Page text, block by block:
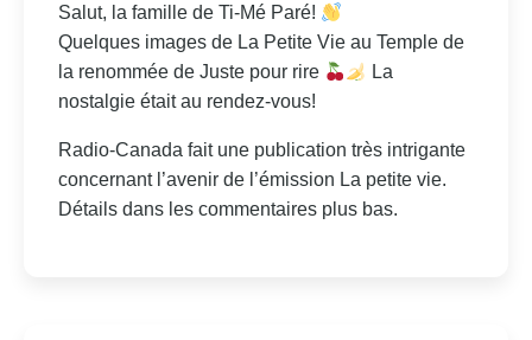
Salut, la famille de Ti-Mé Paré!
Quelques images de La Petite Vie au Temple de
la renommée de Juste pour rire
La
nostalgie était au rendez-vous!
Radio-Canada fait une publication très intrigante
concernant l’avenir de l’émission La petite vie.
Détails dans les commentaires plus bas.